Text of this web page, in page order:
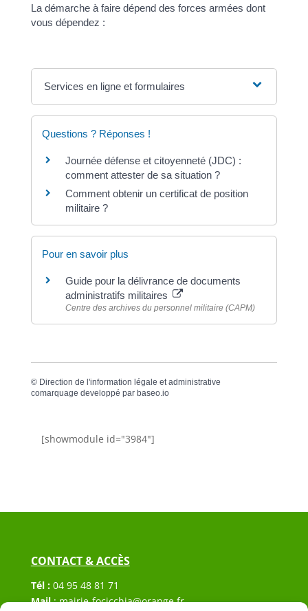
La démarche à faire dépend des forces armées dont
vous dépendez :
Services en ligne et formulaires
Questions ? Réponses !
Journée défense et citoyenneté (JDC) :
comment attester de sa situation ?
Comment obtenir un certificat de position
militaire ?
Pour en savoir plus
Guide pour la délivrance de documents
administratifs militaires
Centre des archives du personnel militaire (CAPM)
© Direction de l'information légale et administrative
comarquage developpé par baseo.io
[showmodule id="3984"]
CONTACT & ACCÈS
Tél : 04 95 48 81 71
Mail:mairie-focicchia@orange.fr